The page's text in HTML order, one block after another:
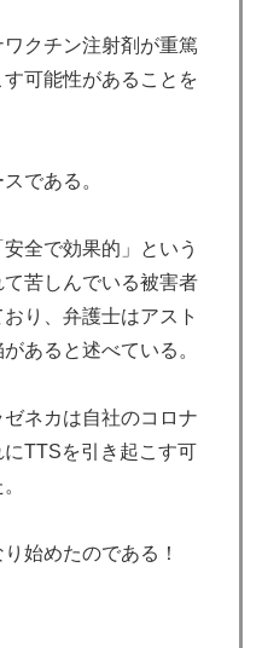
クチン注射剤が重篤
可能性があることを
である。
全で効果的」という
て苦しんでいる被害者
り、弁護士はアスト
あると述べている。
ネカは自社のコロナ
TTSを引き起こす可
始めたのである！